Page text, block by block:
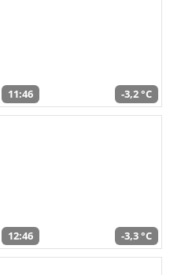
11:46 -3,2 °C
12:46 -3,3 °C